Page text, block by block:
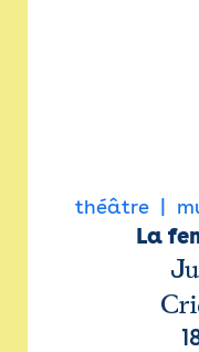
théâtre
La